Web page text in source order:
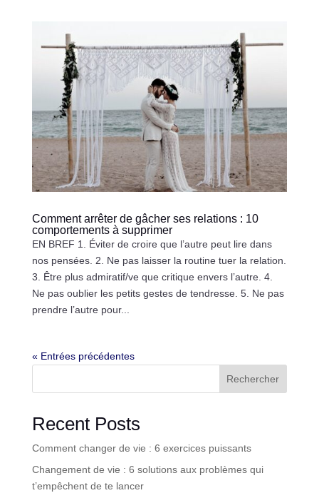
Comment arrêter de gâcher ses relations : 10
comportements à supprimer
EN BREF 1. Éviter de croire que l’autre peut lire dans
nos pensées. 2. Ne pas laisser la routine tuer la relation.
3. Être plus admiratif/ve que critique envers l’autre. 4.
Ne pas oublier les petits gestes de tendresse. 5. Ne pas
prendre l’autre pour...
« Entrées précédentes
Rechercher
Recent Posts
Comment changer de vie : 6 exercices puissants
Changement de vie : 6 solutions aux problèmes qui
t’empêchent de te lancer